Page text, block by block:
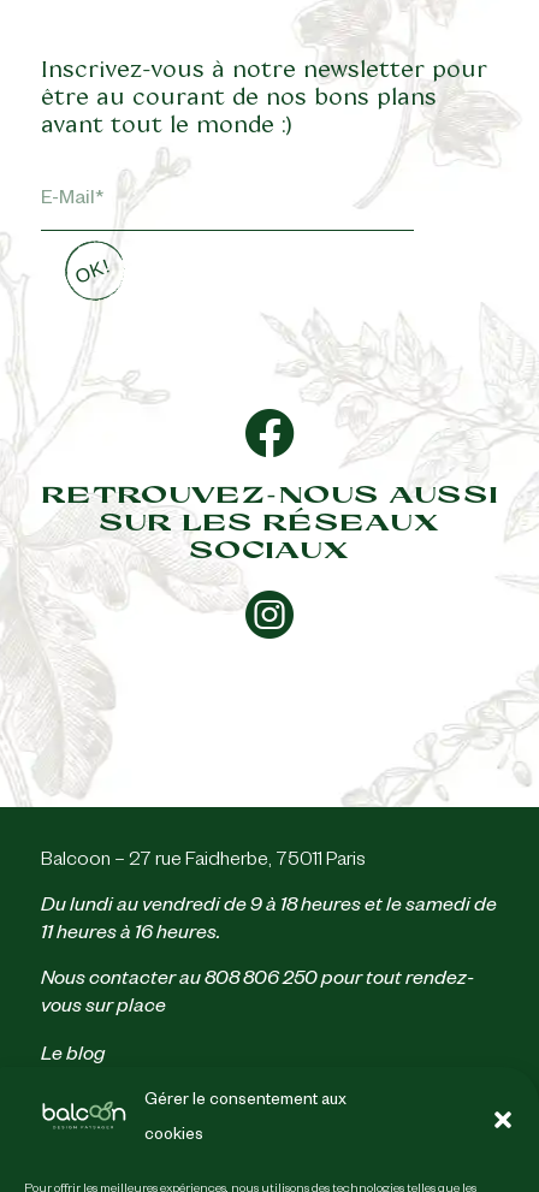
Gérer le consentement aux
cookies
Inscrivez-vous à notre newsletter pour
être au courant de nos bons plans
avant tout le monde :)
RETROUVEZ-NOUS AUSSI
SUR LES RÉSEAUX
SOCIAUX
Balcoon – 27 rue Faidherbe, 75011 Paris
Du lundi au vendredi de 9 à 18 heures et le samedi de
11 heures à 16 heures.
Nous contacter au808 806 250pour tout rendez-
vous sur place
Le blog
Politique de confidentialité
Conditions générales de vente